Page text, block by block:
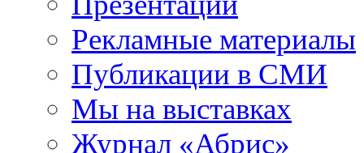
Рекламные материалы
Публикации в СМИ
Мы на выставках
Журнал «Абрис»